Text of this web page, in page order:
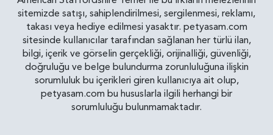
sitemizde satışı, sahiplendirilmesi, sergilenmesi, reklamı,
takası veya hediye edilmesi yasaktır. petyasam.com
sitesinde kullanıcılar tarafından sağlanan her türlü ilan,
bilgi, içerik ve görselin gerçekliği, orijinalliği, güvenliği,
doğruluğu ve belge bulundurma zorunluluğuna ilişkin
sorumluluk bu içerikleri giren kullanıcıya ait olup,
petyasam.com bu hususlarla ilgili herhangi bir
sorumluluğu bulunmamaktadır.